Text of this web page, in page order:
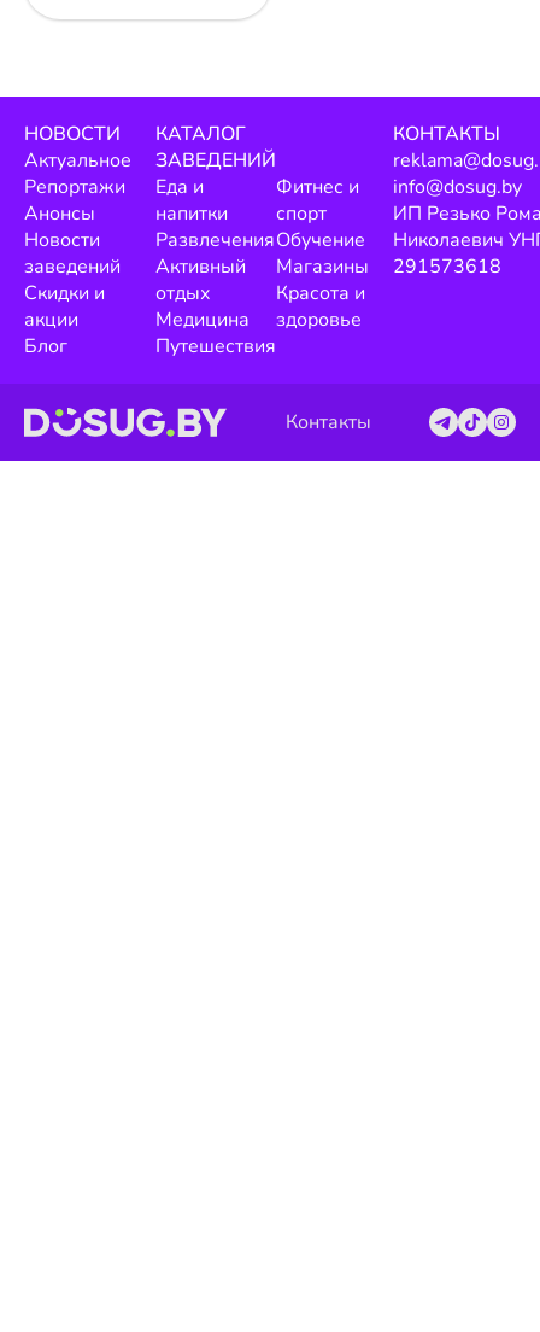
НОВОСТИ
Актуальное
Репортажи
Анонсы
Новости
заведений
Скидки и
акции
Блог
КАТАЛОГ
ЗАВЕДЕНИЙ
Еда и
напитки
Развлечения
Активный
отдых
Медицина
Путешествия
Фитнес и
спорт
Обучение
Магазины
Красота и
здоровье
КОНТАКТЫ
info@dosug.by
ИП Резько
Николаевич
291573618
Контакты